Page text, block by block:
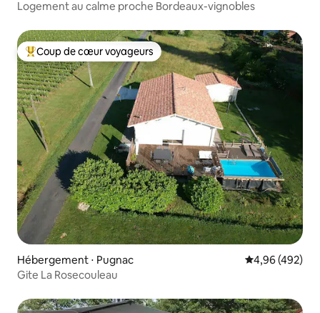
Logement au calme proche Bordeaux-vignobles
Coups de cœur voyageurs les plus appréciés
Coup de cœur voyageurs
Hébergement ⋅ Pugnac Évaluation
4,96 (492)
Gite La Rosecouleau